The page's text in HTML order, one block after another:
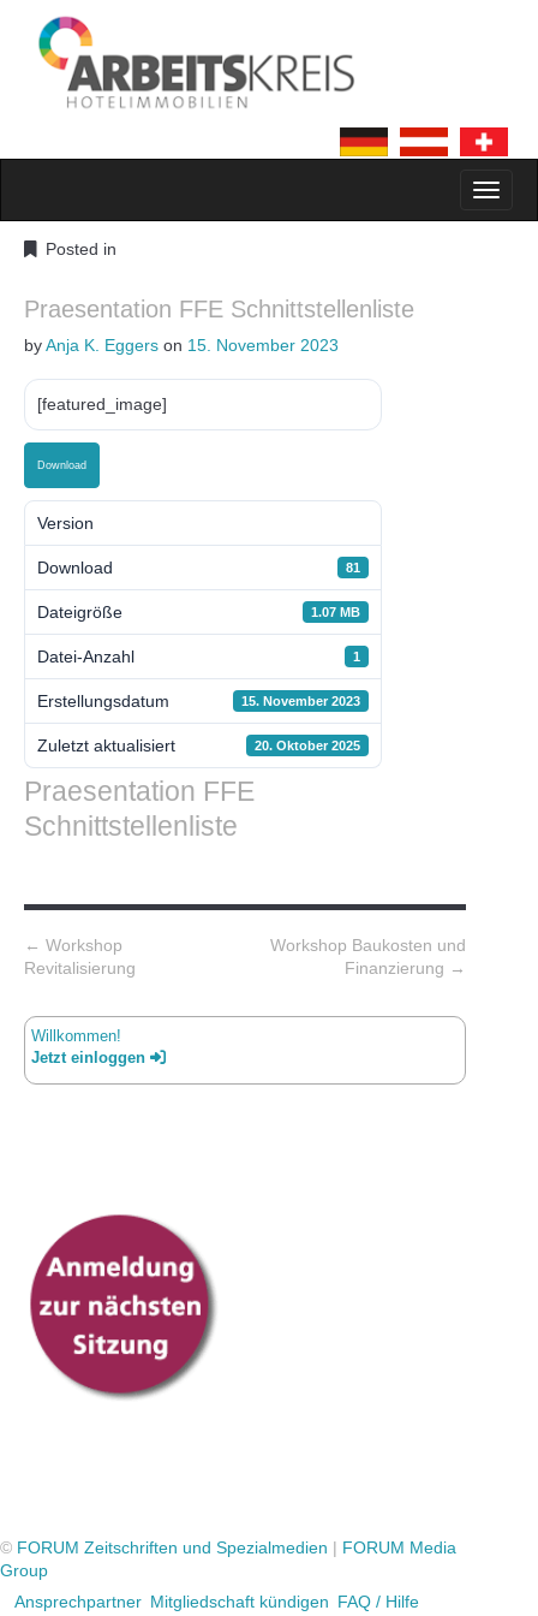
Posted in
Praesentation FFE Schnittstellenliste
byAnja K. Eggers on 15. November 2023
[featured_image]
Download
Version
Download 81
Dateigröße 1.07 MB
Datei-Anzahl 1
Erstellungsdatum 15. November 2023
Zuletzt aktualisiert 20. Oktober 2025
Praesentation FFE
Schnittstellenliste
Post navigation
← Workshop
Revitalisierung
Workshop Baukosten und
Finanzierung →
Willkommen!
Jetzt einloggen
© FORUM Zeitschriften und Spezialmedien | FORUM Media
Group
Ansprechpartner Mitgliedschaft kündigen FAQ / Hilfe